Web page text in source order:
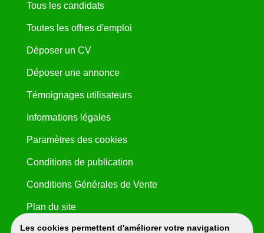
Les cookies permettent d'améliorer votre navigation
Tous les candidats
Toutes les offres d'emploi
Déposer un CV
Déposer une annonce
Témoignages utilisateurs
Informations légales
Paramètres des cookies
Conditions de publication
Conditions Générales de Vente
Plan du site